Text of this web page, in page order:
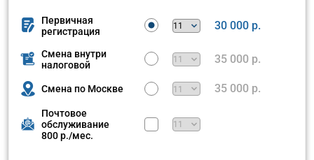
Первичная
регистрация
30 000 р.
Смена внутри
налоговой
35 000 р.
Смена по Москве 35 000 р.
Почтовое
обслуживание
800 р./мес.